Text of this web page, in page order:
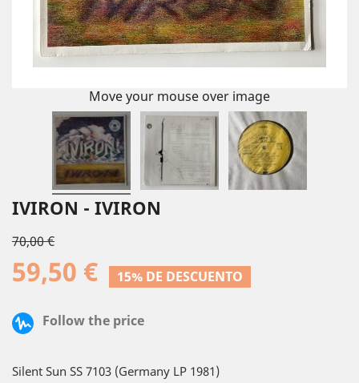
Move your mouse over image
IVIRON - IVIRON
70,00 €
59,50 € 15% DE DESCUENTO
Follow the price
Silent Sun SS 7103 (Germany LP 1981)